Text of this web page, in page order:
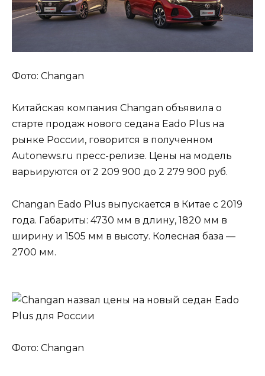
Фото: Changan
Китайская компания Changan объявила о
старте продаж нового седана Eado Plus на
рынке России, говорится в полученном
Autonews.ru пресс-релизе. Цены на модель
варьируются от 2 209 900 до 2 279 900 руб.
Changan Eado Plus выпускается в Китае с 2019
года. Габариты: 4730 мм в длину, 1820 мм в
ширину и 1505 мм в высоту. Колесная база —
2700 мм.
Фото: Changan